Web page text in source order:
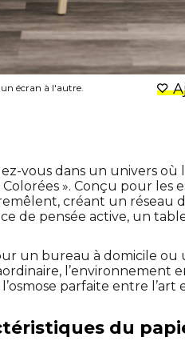
écran à l'autre.
vous dans un univers
Colorées ». Conçu pour
créant un réseau
de pensée active, un
un bureau à domicile ou
l’environnement
l’osmose parfaite entre l’art
du